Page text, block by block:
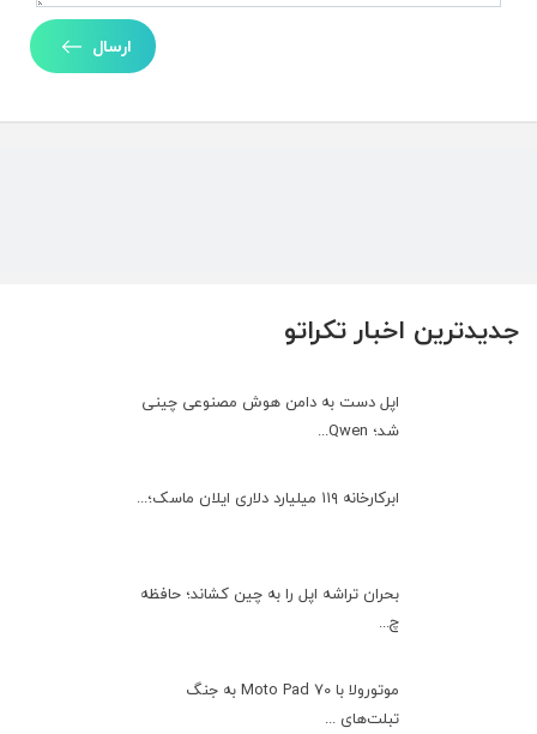
جدیدترین اخبار تکراتو
اپل دست به دامن هوش مصنوعی چینی
شد؛ Qwen...
ابرکارخانه ۱۱۹ میلیارد دلاری ایلان ماسک؛...
بحران تراشه اپل را به چین کشاند؛ حافظه
چ...
موتورولا با Moto Pad 70 به جنگ
تبلت‌های ...
ارسال